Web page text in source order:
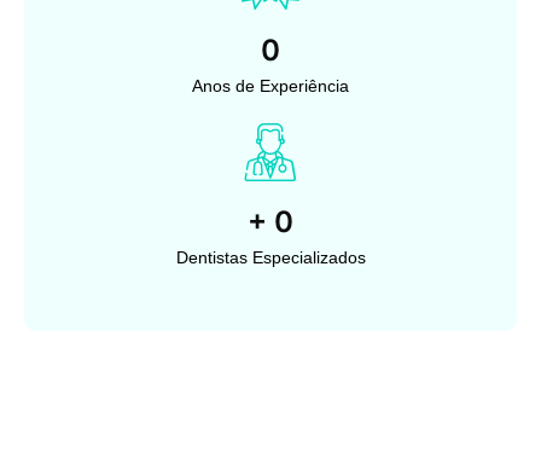
0
Anos de Experiência
+ 0
Dentistas Especializados